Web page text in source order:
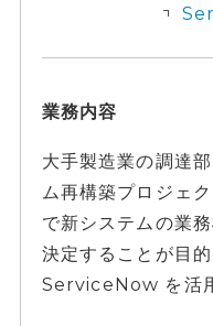
業務内容
大手製造業の調達
ム再構築プロジェ
で新システムの業
決定することが目
ServiceNow を活